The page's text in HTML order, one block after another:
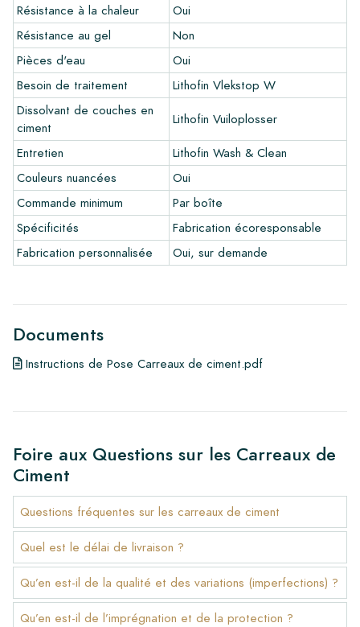
La période de garantie est toujours d'un an après la livraison.
La garantie couvre uniquement les défauts de fabrication et
en cas d'utilisation de nos produits de pose et d'entretien
Lithofin. Aucune réclamation ne peut être faite pour les
carreaux déjà installés.
Liens
•Programme de dessin pour créer votre propre carreau
•En savoir plus sur nos carrelages
•Consultez nos brochures
•Produits d'entretien
Résistance à la chaleur
Oui
Résistance au gel
Non
Pièces d'eau
Oui
Besoin de traitement
Lithofin Vlekstop W
Dissolvant de couches en
ciment
Lithofin Vuiloplosser
Entretien
Lithofin Wash & Clean
Couleurs nuancées
Oui
Commande minimum
Par boîte
Spécificités
Fabrication écoresponsable
Fabrication personnalisée
Oui, sur demande
Documents
Instructions de Pose Carreaux de ciment.pdf
Foire aux Questions sur les Carreaux de
Ciment
Questions fréquentes sur les carreaux de ciment
Quel est le délai de livraison ?
Qu’en est-il de la qualité et des variations (imperfections) ?
Qu’en est-il de l’imprégnation et de la protection ?